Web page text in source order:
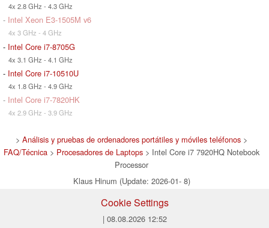
4x 2.8 GHz - 4.3 GHz
- Intel Xeon E3-1505M v6
4x 3 GHz - 4 GHz
- Intel Core i7-8705G
4x 3.1 GHz - 4.1 GHz
- Intel Core i7-10510U
4x 1.8 GHz - 4.9 GHz
- Intel Core i7-7820HK
4x 2.9 GHz - 3.9 GHz
> Análisis y pruebas de ordenadores portátiles y móviles teléfonos >
FAQ/Técnica > Procesadores de Laptops > Intel Core i7 7920HQ Notebook
Processor
Klaus Hinum (Update: 2026-01- 8)
Cookie Settings
| 08.08.2026 12:52